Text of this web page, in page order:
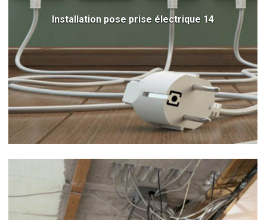
Installation pose prise électrique 14